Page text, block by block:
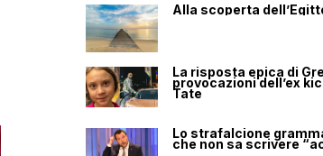
Alla scoperta
La risposta epica di
provocazioni dell’ex
Tate
Lo strafalcione
che non sa scrivere